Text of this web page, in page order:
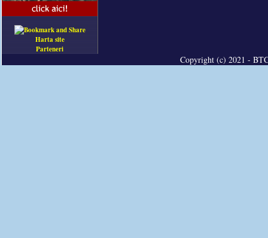
Harta site
Parteneri
Copyright (c) 2021 -